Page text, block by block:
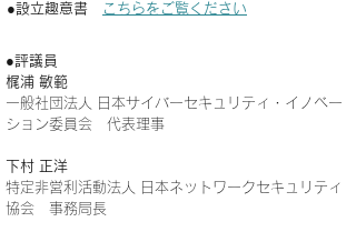
●​設立趣意書 こちらをご覧ください
●評議員
梶浦 敏範
一般社団法人 日本サイバーセキュリティ・イノベー
ション委員会 代表理事
下村 正洋
特定非営利活動法人 日本ネットワークセキュリティ
協会 事務局長